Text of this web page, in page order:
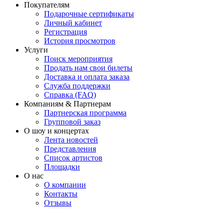
Покупателям
Подарочные сертификаты
Личный кабинет
Регистрация
История просмотров
Услуги
Поиск мероприятия
Продать нам свои билеты
Доставка и оплата заказа
Служба поддержки
Справка (FAQ)
Компаниям & Партнерам
Партнерская программа
Групповой заказ
О шоу и концертах
Лента новостей
Представления
Список артистов
Площадки
О нас
О компании
Контакты
Отзывы